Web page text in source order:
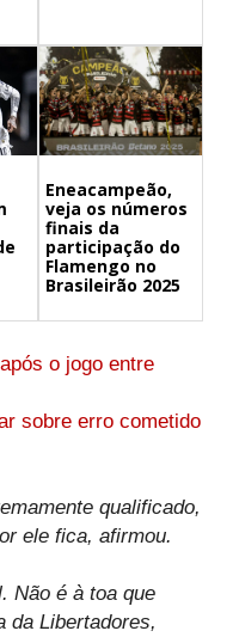
Eneacampeão,
veja os números
finais da
participação do
Flamengo no
Brasileirão 2025
o jogo entre
sobre erro cometido
qualificado,
ele fica, afirmou.
Não é à toa que
da Libertadores,